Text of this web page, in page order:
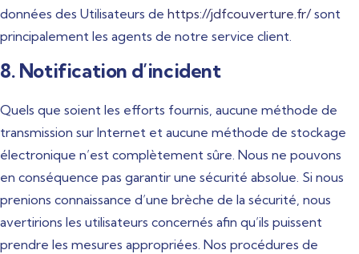
données des Utilisateurs de https://jdfcouverture.fr/sont
principalement les agents de notre service client.
8. Notification d’incident
Quels que soient les efforts fournis, aucune méthode de
transmission sur Internet et aucune méthode de stockage
électronique n’est complètement sûre. Nous ne pouvons
en conséquence pas garantir une sécurité absolue. Si nous
prenions connaissance d’une brèche de la sécurité, nous
avertirions les utilisateurs concernés afin qu’ils puissent
prendre les mesures appropriées. Nos procédures de